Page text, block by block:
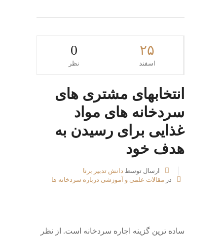
۲۵
اسفند
0
نظر
انتخابهای مشتری های
سردخانه های مواد
غذایی برای رسیدن به
هدف خود
ارسال توسط دانش تدبیر برنا
در مقالات علمی و آموزشی درباره سردخانه ها
ساده ترین گزینه اجاره سردخانه است. از نظر